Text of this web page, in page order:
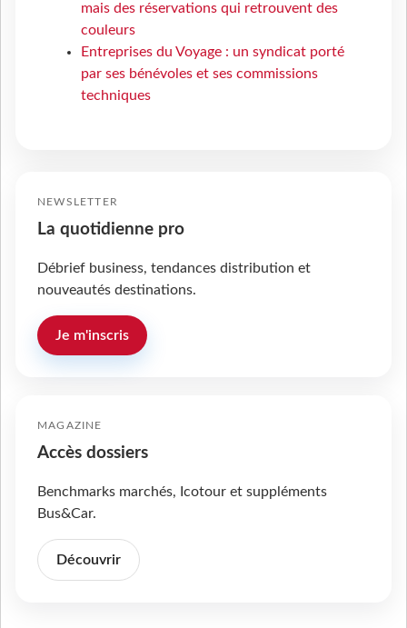
mais des réservations qui retrouvent des
couleurs
Entreprises du Voyage : un syndicat porté
par ses bénévoles et ses commissions
techniques
NEWSLETTER
La quotidienne pro
Débrief business, tendances distribution et
nouveautés destinations.
Je m'inscris
MAGAZINE
Accès dossiers
Benchmarks marchés, Icotour et suppléments
Bus&Car.
Découvrir